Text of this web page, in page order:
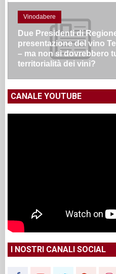
Vinodabere
Due Presidenti di
presentazione del vino
– ma non si dovrebbero
territorialità dei vini?
CANALE YOUTUBE
I NOSTRI CANALI SOCIAL